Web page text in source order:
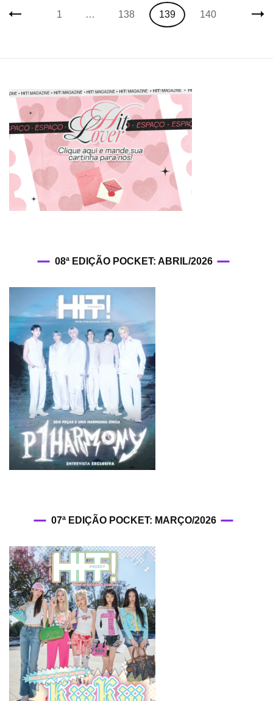
Posts
Page
1 … Page
138 Page
139 Page
140
08ª EDIÇÃO POCKET: ABRIL/2026
07ª EDIÇÃO POCKET: MARÇO/2026